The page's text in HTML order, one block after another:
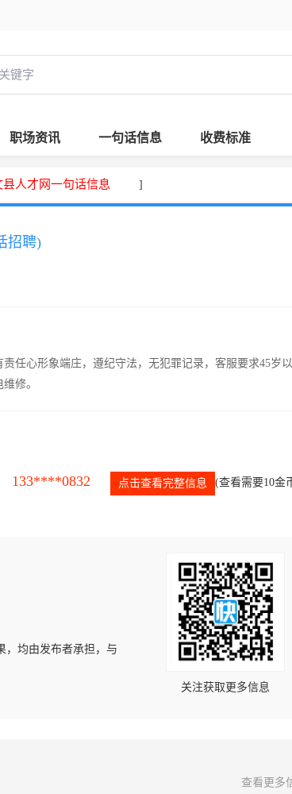
职场资讯 一句话信息 收费标准
人才网一句话信息 ]
招聘)
任心形象端庄，遵纪守法，无犯罪记录，客服要求45岁以
修。
133****0832 点击查看完整信息 (查看需要10金
，均由发布者承担，与
关注获取更多信息
查看更多